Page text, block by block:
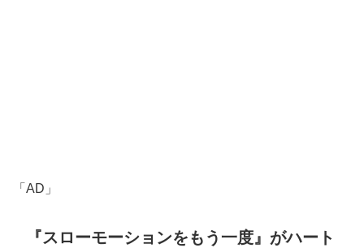
「AD」
『スローモーションをもう一度』がハート